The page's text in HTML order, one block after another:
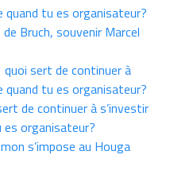
quand tu es organisateur?
Bruch, souvenir Marcel
sert de continuer à
quand tu es organisateur?
de continuer à s’investir
es organisateur?
s’impose au Houga